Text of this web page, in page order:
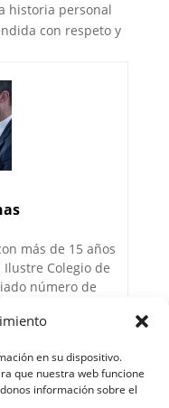
en su dispositivo.
que nuestra web funcione
información sobre el
historia personal
con respeto y
más de 15 años
Colegio de
número de
Ródenas
de Estudios
de Acceso a la